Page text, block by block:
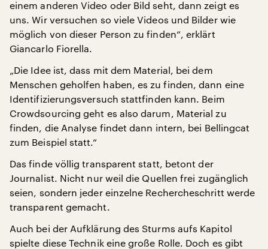
einem anderen Video oder Bild seht, dann zeigt es
uns. Wir versuchen so viele Videos und Bilder wie
möglich von dieser Person zu finden“, erklärt
Giancarlo Fiorella.
„Die Idee ist, dass mit dem Material, bei dem
Menschen geholfen haben, es zu finden, dann eine
Identifizierungsversuch stattfinden kann. Beim
Crowdsourcing geht es also darum, Material zu
finden, die Analyse findet dann intern, bei Bellingcat
zum Beispiel statt.“
Das finde völlig transparent statt, betont der
Journalist. Nicht nur weil die Quellen frei zugänglich
seien, sondern jeder einzelne Rechercheschritt werde
transparent gemacht.
Auch bei der Aufklärung des Sturms aufs Kapitol
spielte diese Technik eine große Rolle. Doch es gibt